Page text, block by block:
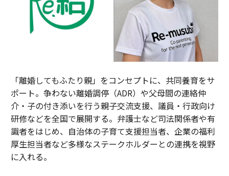
「離婚してもふたり親」をコンセプトに、共同養育をサ
ポート。争わない離婚調停（ADR）や父母間の連絡仲
介・子の付き添いを行う親子交流支援、議員・行政向け
研修などを全国で展開する。弁護士など司法関係者や有
識者をはじめ、自治体の子育て支援担当者、企業の福利
厚生担当者など多様なステークホルダーとの連携を視野
に入れる。